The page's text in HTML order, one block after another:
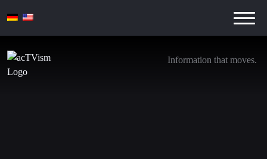
Information that moves.
On the ground investigating Iran’s strikes on